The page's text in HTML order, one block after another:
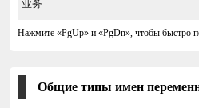
Нажмите «PgUp» и «PgDn», чтобы быстро
Общие типы имен